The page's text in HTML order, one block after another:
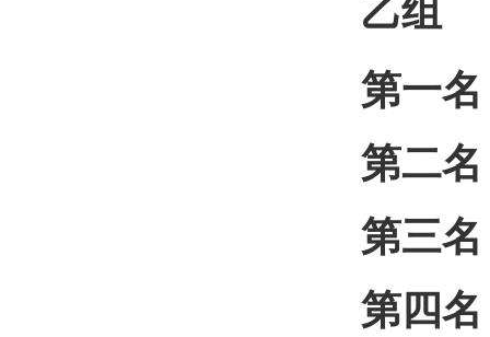
第一名
第二名
第三名
第四名